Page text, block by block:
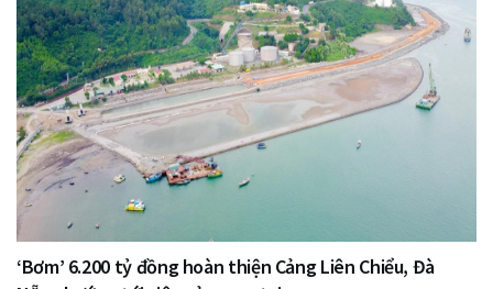
‘Bơm’ 6.200 tỷ đồng hoàn thiện Cảng Liên Chiểu, Đà